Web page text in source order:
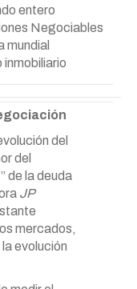
entero
Negociables
mundial
inmobiliario
del
del
de la deuda
JP
mercados,
evolución